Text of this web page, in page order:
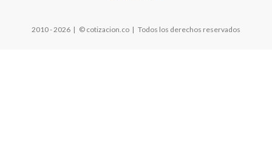
2010 - 2026 | © cotizacion.co | Todos los derechos reservados